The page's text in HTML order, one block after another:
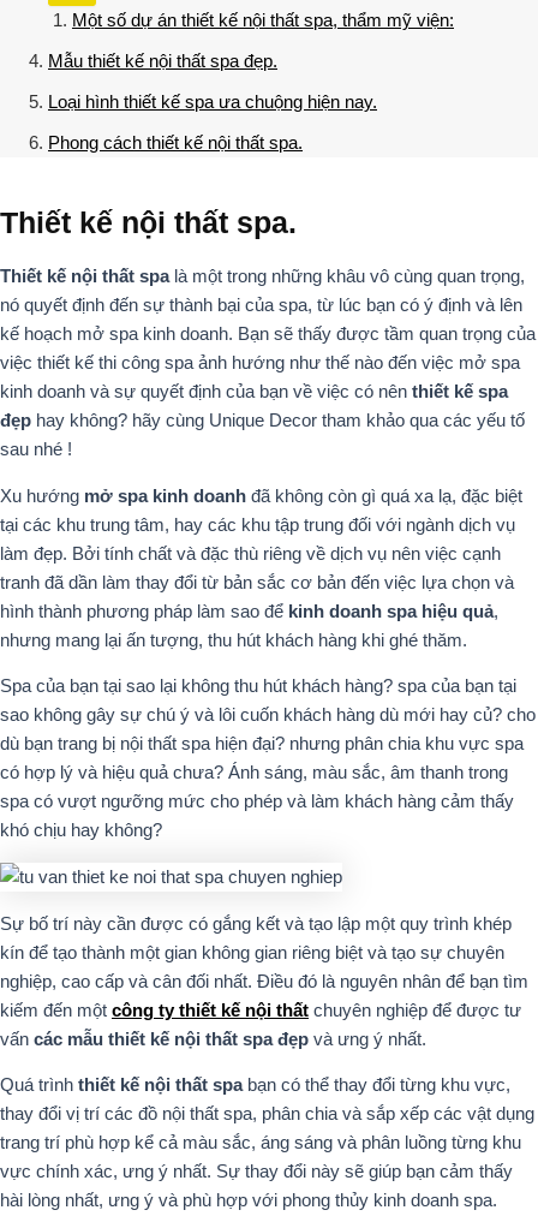
Một số dự án thiết kế nội thất spa, thẩm mỹ viện:
Mẫu thiết kế nội thất spa đẹp.
Loại hình thiết kế spa ưa chuộng hiện nay.
Phong cách thiết kế nội thất spa.
Thiết kế nội thất spa.
Thiết kế nội thất spalà một trong những khâu vô cùng quan trọng,
nó quyết định đến sự thành bại của spa, từ lúc bạn có ý định và lên
kế hoạch mở spa kinh doanh. Bạn sẽ thấy được tầm quan trọng của
việc thiết kế thi công spa ảnh hướng như thế nào đến việc mở spa
kinh doanh và sự quyết định của bạn về việc có nên thiết kế spa
đẹp hay không? hãy cùng Unique Decor tham khảo qua các yếu tố
sau nhé !
Xu hướng mở spa kinh doanh đã không còn gì quá xa lạ, đặc biệt
tại các khu trung tâm, hay các khu tập trung đối với ngành dịch vụ
làm đẹp. Bởi tính chất và đặc thù riêng về dịch vụ nên việc cạnh
tranh đã dần làm thay đổi từ bản sắc cơ bản đến việc lựa chọn và
hình thành phương pháp làm sao để kinh doanh spa hiệu quả,
nhưng mang lại ấn tượng, thu hút khách hàng khi ghé thăm.
Spa của bạn tại sao lại không thu hút khách hàng? spa của bạn tại
sao không gây sự chú ý và lôi cuốn khách hàng dù mới hay củ? cho
dù bạn trang bị nội thất spa hiện đại? nhưng phân chia khu vực spa
có hợp lý và hiệu quả chưa? Ánh sáng, màu sắc, âm thanh trong
spa có vượt ngưỡng mức cho phép và làm khách hàng cảm thấy
khó chịu hay không?
Sự bố trí này cần được có gắng kết và tạo lập một quy trình khép
kín để tạo thành một gian không gian riêng biệt và tạo sự chuyên
nghiệp, cao cấp và cân đối nhất. Điều đó là nguyên nhân để bạn tìm
kiếm đến một công ty thiết kế nội thất chuyên nghiệp để được tư
vấn các mẫu thiết kế nội thất spa đẹp và ưng ý nhất.
Quá trình thiết kế nội thất spabạn có thể thay đổi từng khu vực,
thay đổi vị trí các đồ nội thất spa, phân chia và sắp xếp các vật dụng
trang trí phù hợp kể cả màu sắc, áng sáng và phân luồng từng khu
vực chính xác, ưng ý nhất. Sự thay đổi này sẽ giúp bạn cảm thấy
hài lòng nhất, ưng ý và phù hợp với phong thủy kinh doanh spa.